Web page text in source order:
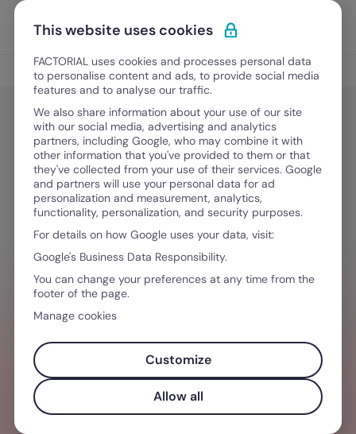
Ir para o conteúdo
Experimente Grátis
Gestão de Talentos
Gestão de Talentos
Feedback Sanduíche: como usar a
técnica de forma estratégica
Junho 8, 2026 ·13 minutos de leitura
This website uses cookies
FACTORIAL uses cookies and processes personal data
to personalise content and ads, to provide social media
features and to analyse our traffic.
We also share information about your use of our site
with our social media, advertising and analytics
partners, including Google, who may combine it with
other information that you've provided to them or that
they've collected from your use of their services. Google
and partners will use your personal data for ad
personalization and measurement, analytics,
functionality, personalization, and security purposes.
For details on how Google uses your data, visit:
Google's Business Data Responsibility.
You can change your preferences at any time from the
footer of the page.
Manage cookies
Customize
Allow all